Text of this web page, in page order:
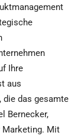
Ihre
aus
die das gesamte
Bernecker,
Marketing. Mit